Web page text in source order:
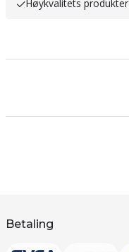
Høykvalitets produkter
Betaling